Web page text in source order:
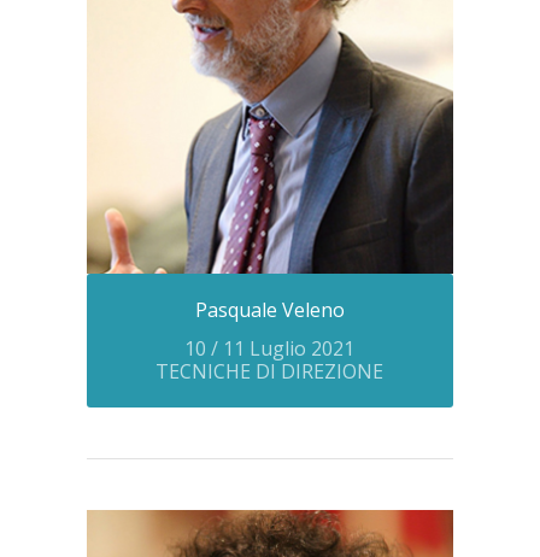
Pasquale Veleno
10 / 11 Luglio 2021
TECNICHE DI DIREZIONE